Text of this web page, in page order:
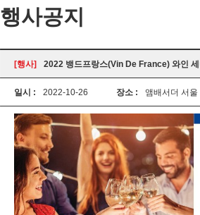
행사공지
[행사] 2022 뱅드프랑스(Vin De France) 와인
일시 : 2022-10-26 장소 : 앰배서더 서울